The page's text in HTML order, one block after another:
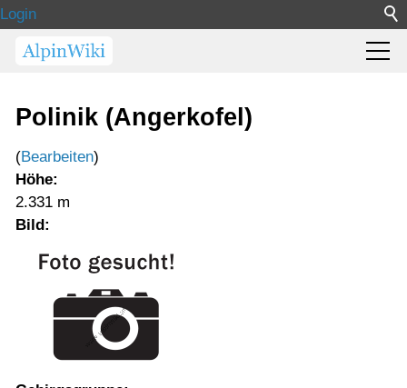
Login
Polinik (Angerkofel)
(Bearbeiten)
Höhe:
2.331 m
Bild: